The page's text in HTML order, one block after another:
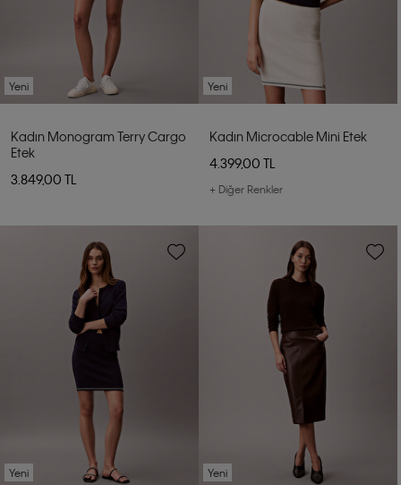
Yeni
Kadın Monogram Terry Cargo
Etek
3.849,00 TL
Yeni
Kadın Microcable Mini Etek
4.399,00 TL
+ Diğer Renkler
Yeni Yeni